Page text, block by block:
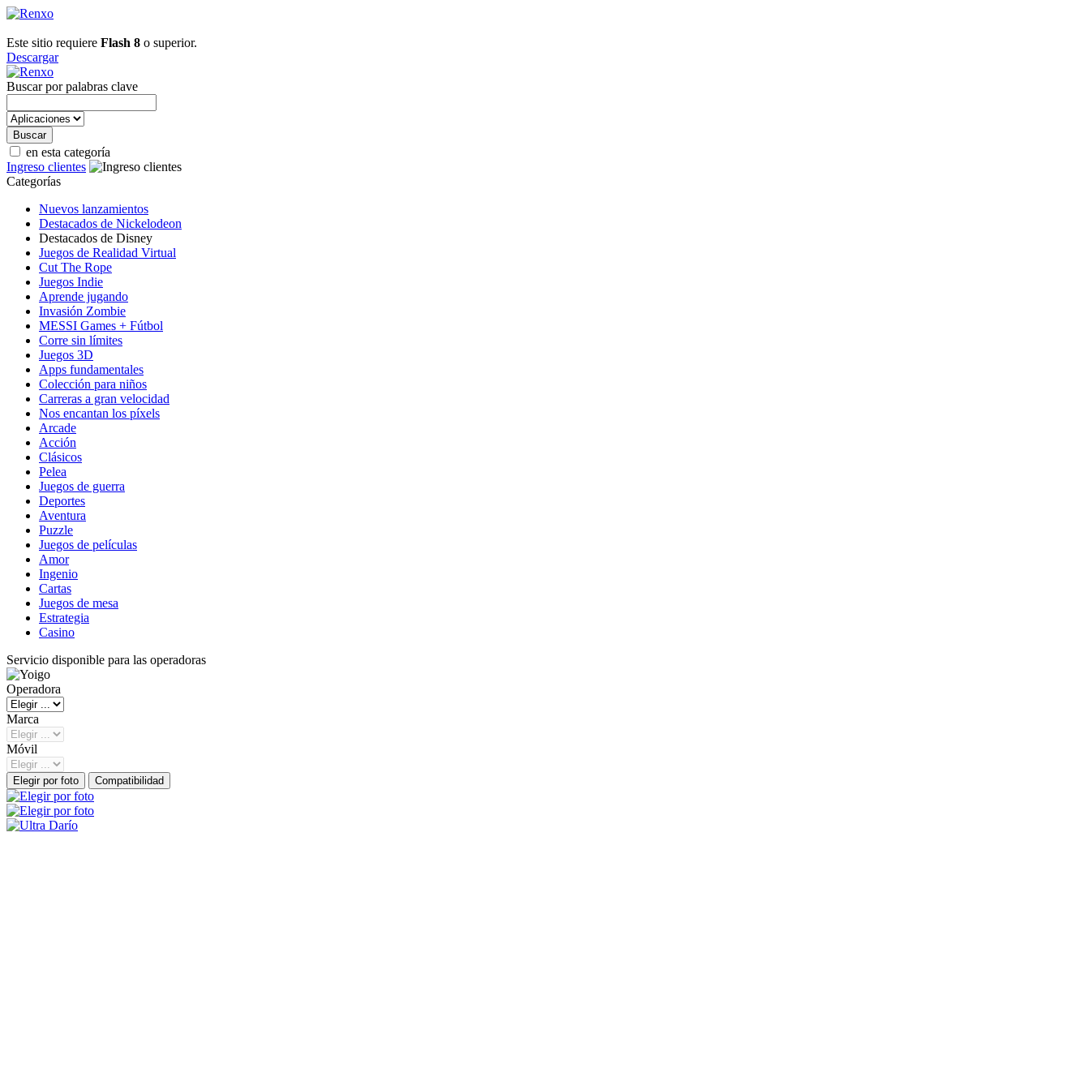
Este sitio requiere Flash 8 o superior.
Descargar
Buscar por palabras clave
en esta categoría
Ingreso clientes
Categorías
Nuevos lanzamientos
Destacados de Nickelodeon
Destacados de Disney
Juegos de Realidad Virtual
Cut The Rope
Juegos Indie
Aprende jugando
Invasión Zombie
MESSI Games + Fútbol
Corre sin límites
Juegos 3D
Apps fundamentales
Colección para niños
Carreras a gran velocidad
Nos encantan los píxels
Arcade
Acción
Clásicos
Pelea
Juegos de guerra
Deportes
Aventura
Puzzle
Juegos de películas
Amor
Ingenio
Cartas
Juegos de mesa
Estrategia
Casino
Servicio disponible para las operadoras
Operadora
Marca
Móvil